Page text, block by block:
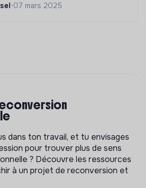
•07 mars 2025
dans ton travail, et tu envisages
pour trouver plus de sens
? Découvre les ressources
à un projet de reconversion et